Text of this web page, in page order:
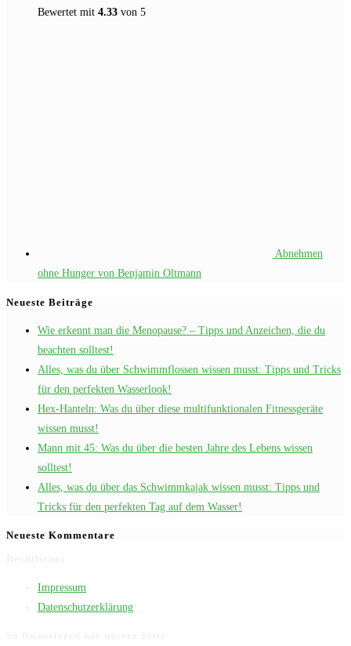
Bewertet mit 4.33 von 5
Abnehmen
ohne Hunger von Benjamin Oltmann
Neueste Beiträge
Wie erkennt man die Menopause? – Tipps und Anzeichen, die du
beachten solltest!
Alles, was du über Schwimmflossen wissen musst: Tipps und Tricks
für den perfekten Wasserlook!
Hex-Hanteln: Was du über diese multifunktionalen Fitnessgeräte
wissen musst!
Mann mit 45: Was du über die besten Jahre des Lebens wissen
solltest!
Alles, was du über das Schwimmkajak wissen musst: Tipps und
Tricks für den perfekten Tag auf dem Wasser!
Neueste Kommentare
Impressum
Datenschutzerklärung